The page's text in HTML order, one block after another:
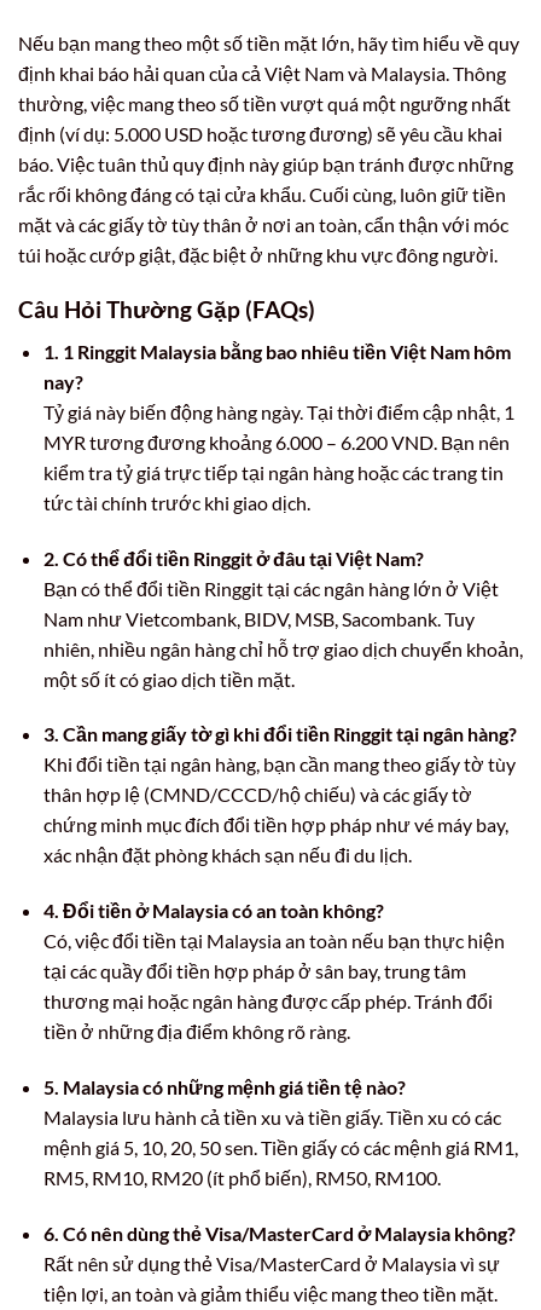
Nếu bạn mang theo một số tiền mặt lớn, hãy tìm hiểu về quy
định khai báo hải quan của cả Việt Nam và Malaysia. Thông
thường, việc mang theo số tiền vượt quá một ngưỡng nhất
định (ví dụ: 5.000 USD hoặc tương đương) sẽ yêu cầu khai
báo. Việc tuân thủ quy định này giúp bạn tránh được những
rắc rối không đáng có tại cửa khẩu. Cuối cùng, luôn giữ tiền
mặt và các giấy tờ tùy thân ở nơi an toàn, cẩn thận với móc
túi hoặc cướp giật, đặc biệt ở những khu vực đông người.
Câu Hỏi Thường Gặp (FAQs)
1. 1 Ringgit Malaysia bằng bao nhiêu tiền Việt Nam hôm
nay?
Tỷ giá này biến động hàng ngày. Tại thời điểm cập nhật, 1
MYR tương đương khoảng 6.000 – 6.200 VND. Bạn nên
kiểm tra tỷ giá trực tiếp tại ngân hàng hoặc các trang tin
tức tài chính trước khi giao dịch.
2. Có thể đổi tiền Ringgit ở đâu tại Việt Nam?
Bạn có thể đổi tiền Ringgit tại các ngân hàng lớn ở Việt
Nam như Vietcombank, BIDV, MSB, Sacombank. Tuy
nhiên, nhiều ngân hàng chỉ hỗ trợ giao dịch chuyển khoản,
một số ít có giao dịch tiền mặt.
3. Cần mang giấy tờ gì khi đổi tiền Ringgit tại ngân hàng?
Khi đổi tiền tại ngân hàng, bạn cần mang theo giấy tờ tùy
thân hợp lệ (CMND/CCCD/hộ chiếu) và các giấy tờ
chứng minh mục đích đổi tiền hợp pháp như vé máy bay,
xác nhận đặt phòng khách sạn nếu đi du lịch.
4. Đổi tiền ở Malaysia có an toàn không?
Có, việc đổi tiền tại Malaysia an toàn nếu bạn thực hiện
tại các quầy đổi tiền hợp pháp ở sân bay, trung tâm
thương mại hoặc ngân hàng được cấp phép. Tránh đổi
tiền ở những địa điểm không rõ ràng.
5. Malaysia có những mệnh giá tiền tệ nào?
Malaysia lưu hành cả tiền xu và tiền giấy. Tiền xu có các
mệnh giá 5, 10, 20, 50 sen. Tiền giấy có các mệnh giá RM1,
RM5, RM10, RM20 (ít phổ biến), RM50, RM100.
6. Có nên dùng thẻ Visa/MasterCard ở Malaysia không?
Rất nên sử dụng thẻ Visa/MasterCard ở Malaysia vì sự
tiện lợi, an toàn và giảm thiểu việc mang theo tiền mặt.